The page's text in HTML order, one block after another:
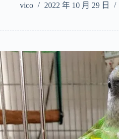
vico
2022 年 10 月 29 日